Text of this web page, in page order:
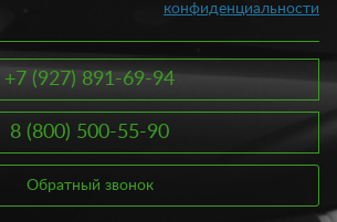
конфиденциальности
+7 (927) 891-69-94
8 (800) 500-55-90
Обратный звонок